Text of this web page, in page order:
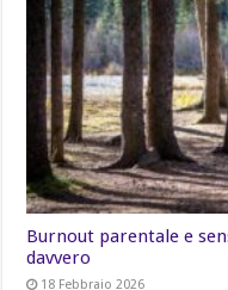
Burnout parentale e
davvero
18 Febbraio 2026